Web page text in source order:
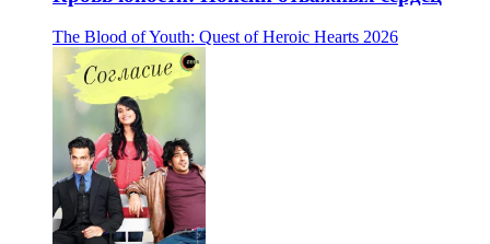
The Blood of Youth: Quest of Heroic Hearts 2026